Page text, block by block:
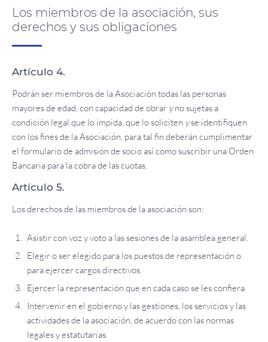
Los miembros de la asociación, sus
derechos y sus obligaciones
Artículo 4.
Podrán ser miembros de la Asociación todas las personas
mayores de edad, con capacidad de obrar yno sujetas a
condición legal que lo impida, que lo soliciten yse identifiquen
con los fines de la Asociación, para tal fin deberán cumplimentar
el formulario de admisión de socio así como suscribir una Orden
Bancaria para la cobra de las cuotas.
Artículo 5.
Los derechos de las miembros de la asociación son:
Asistir con voz y voto a las sesiones de la asamblea general.
Elegir o ser elegido para los puestos de representación o
para ejercer cargos directivos.
Ejercer la representación que en cada caso se les confiera.
Intervenir en el gobierno y las gestiones, los servicios y las
actividades de la asociación, de acuerdo con las normas
legales y estatutarias.